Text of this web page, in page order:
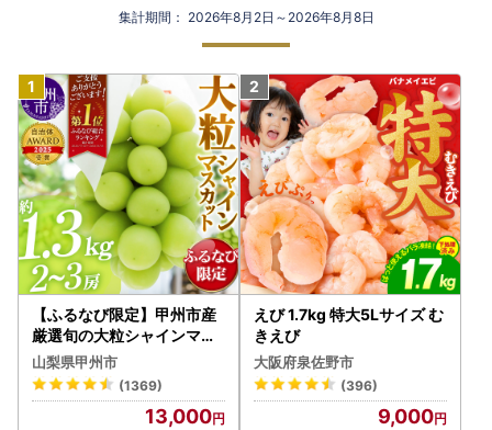
集計期間： 2026年8月2日～2026年8月8日
【ふるなび限定】甲州市産
厳選旬の大粒シャインマス
カット 約1.3kg 2～3房【2
026年発送】（MG）B12-
472 FN-Limited-VO シャ
インマスカット フルーツ
山梨県甲州市
(1369)
13,000
えび 1.7kg 特大5Lサイズ む
きえび
大阪府泉佐野市
(396)
9,000